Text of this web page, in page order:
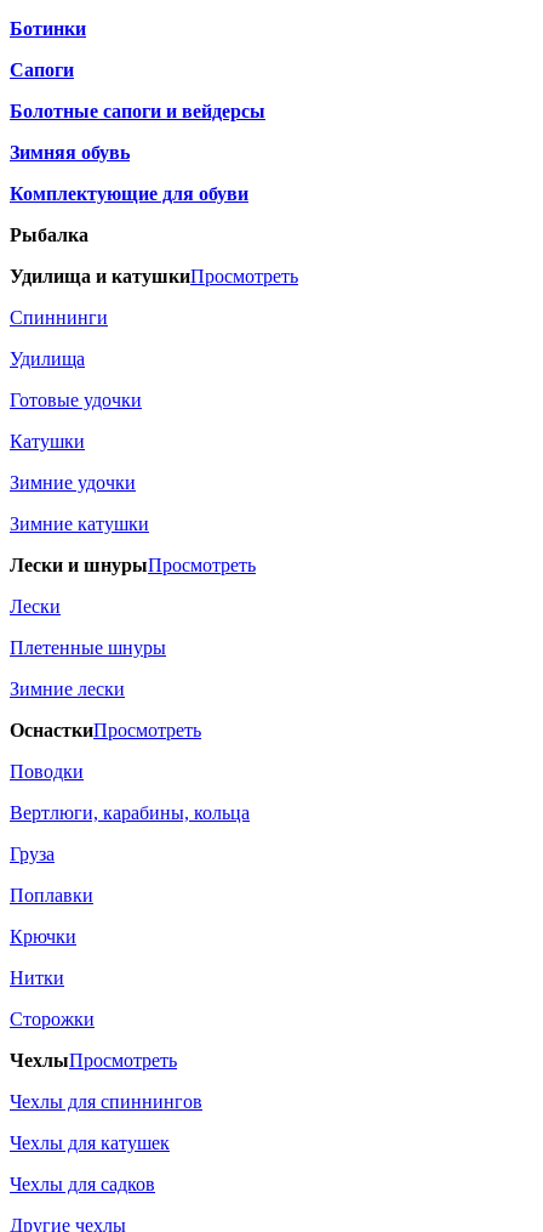
Ботинки
Сапоги
Болотные сапоги и вейдерсы
Зимняя обувь
Комплектующие для обуви
Рыбалка
Удилища и катушкиПросмотреть
Спиннинги
Удилища
Готовые удочки
Катушки
Зимние удочки
Зимние катушки
Лески и шнурыПросмотреть
Лески
Плетенные шнуры
Зимние лески
ОснасткиПросмотреть
Поводки
Вертлюги, карабины, кольца
Груза
Поплавки
Крючки
Нитки
Сторожки
ЧехлыПросмотреть
Чехлы для спиннингов
Чехлы для катушек
Чехлы для садков
Другие чехлы